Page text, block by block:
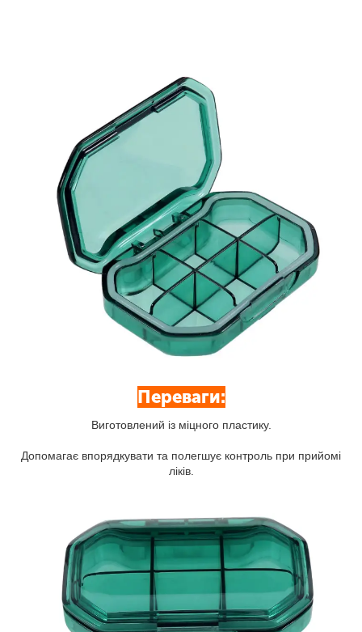
Переваги:
Виготовлений із міцного пластику.
Допомагає впорядкувати та полегшує контроль при прийомі
ліків.